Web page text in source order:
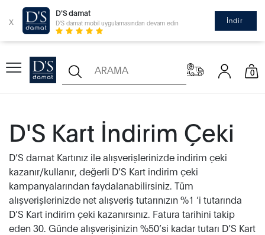
x
D'S damat
D'S damat mobil uygulamasından devam edin İndir
0
D'S Kart İndirim Çeki
D’S damat Kartınız ile alışverişlerinizde indirim çeki
kazanır/kullanır, değerli D’S Kart indirim çeki
kampanyalarından faydalanabilirsiniz. Tüm
alışverişlerinizde net alışveriş tutarınızın %1 ‘i tutarında
D’S Kart indirim çeki kazanırsınız. Fatura tarihini takip
eden 30. Günde alışverişinizin %50’si kadar tutarı D’S Kart